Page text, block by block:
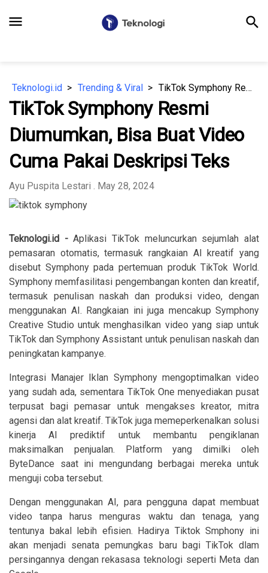
menu search
Teknologi.id Trending & Viral TikTok Symphony Resmi Diumumkan, Bisa Buat Video Cuma Pakai Deskripsi Teks
TikTok Symphony Resmi
Diumumkan, Bisa Buat Video
Cuma Pakai Deskripsi Teks
Ayu Puspita Lestari . May 28, 2024
Teknologi.id -Aplikasi TikTok meluncurkan sejumlah alat
pemasaran otomatis, termasuk rangkaian AI kreatif yang
disebut Symphony pada pertemuan produk TikTok World.
Symphony memfasilitasi pengembangan konten dan kreatif,
termasuk penulisan naskah dan produksi video, dengan
menggunakan AI. Rangkaian ini juga mencakup Symphony
Creative Studio untuk menghasilkan video yang siap untuk
TikTok dan Symphony Assistant untuk penulisan naskah dan
peningkatan kampanye.
Integrasi Manajer Iklan Symphony mengoptimalkan video
yang sudah ada, sementara TikTok One menyediakan pusat
terpusat bagi pemasar untuk mengakses kreator, mitra
agensi dan alat kreatif. TikTok juga memeperkenalkan solusi
kinerja AI prediktif untuk membantu pengiklanan
maksimalkan penjualan. Platform yang dimilki oleh
ByteDance saat ini mengundang berbagai mereka untuk
menguji coba tersebut.
Dengan menggunakan AI, para pengguna dapat membuat
video tanpa harus menguras waktu dan tenaga, yang
tentunya bakal lebih efisien. Hadirya Tiktok Smphony ini
akan menjadi senata pemungkas baru bagi TikTok dlam
persingannya dengan rekasasa teknologi seperti Meta dan